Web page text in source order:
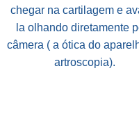
chegar na cartilagem e
la olhando diretamente
câmera ( a ótica do
artroscopia).